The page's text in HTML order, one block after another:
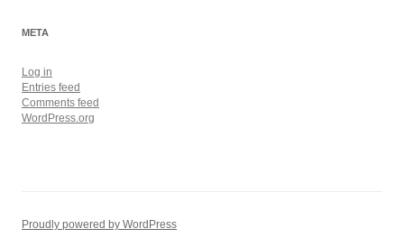
META
Log in
Entries feed
Comments feed
WordPress.org
Proudly powered by WordPress